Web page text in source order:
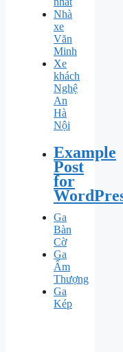
Nhà
xe
Văn
Minh
Xe
khách
Nghệ
An
Hà
Nội
Example
Post
for
Ga
Bàn
Cờ
Ga
Ấm
Thượng
Ga
Kép